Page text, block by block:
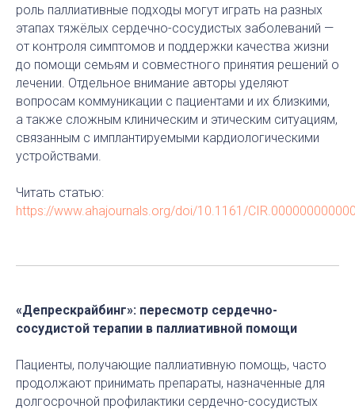
роль паллиативные подходы могут играть на разных
этапах тяжёлых сердечно-сосудистых заболеваний —
от контроля симптомов и поддержки качества жизни
до помощи семьям и совместного принятия решений о
лечении. Отдельное внимание авторы уделяют
вопросам коммуникации с пациентами и их близкими,
а также сложным клиническим и этическим ситуациям,
связанным с имплантируемыми кардиологическими
устройствами.
Читать статью:
https://www.ahajournals.org/doi/10.1161/
«Депрескрайбинг»: пересмотр сердечно-
сосудистой терапии в паллиативной помощи
Пациенты, получающие паллиативную помощь, часто
продолжают принимать препараты, назначенные для
долгосрочной профилактики сердечно-сосудистых